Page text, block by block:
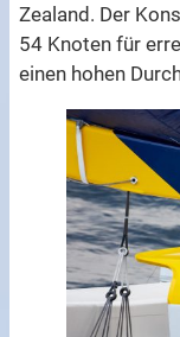
Zealand. Der
54 Knoten für
einen hohen